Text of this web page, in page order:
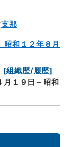
支那
和１２年８月
[組織歴/履歴]
月１９日～昭和